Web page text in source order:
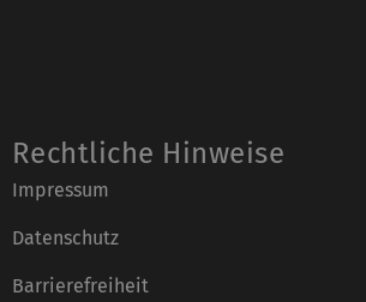
Rechtliche Hinweise
Impressum
Datenschutz
Barrierefreiheit